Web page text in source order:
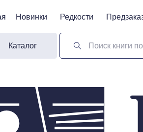
Поиск книги
Новинки Редкости
Каталог
Новинки Редкости